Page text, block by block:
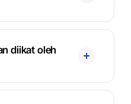
diikat oleh